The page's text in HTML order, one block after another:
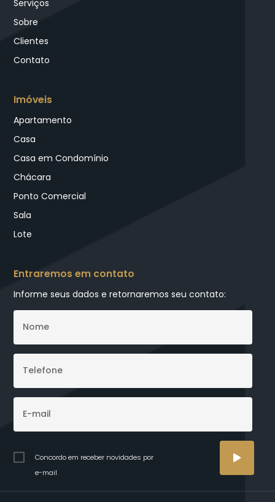
Serviços
Sobre
Clientes
Contato
Imóveis
Apartamento
Casa
Casa em Condomínio
Chácara
Ponto Comercial
Sala
Lote
Entraremos em contato
Informe seus dados e retornaremos seu contato:
Concordo em receber novidades por
e-mail